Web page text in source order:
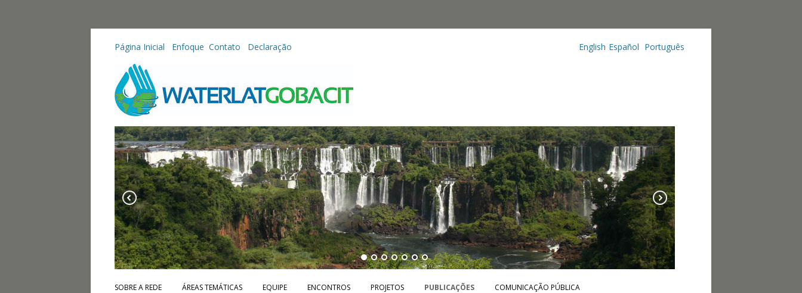
Página Inicial Enfoque Contato Declaração English Español Português
SOBRE A REDE ÁREAS TEMÁTICAS EQUIPE ENCONTROS PROJETOS PUBLICAÇÕES COMUNICAÇÃO PÚBLICA